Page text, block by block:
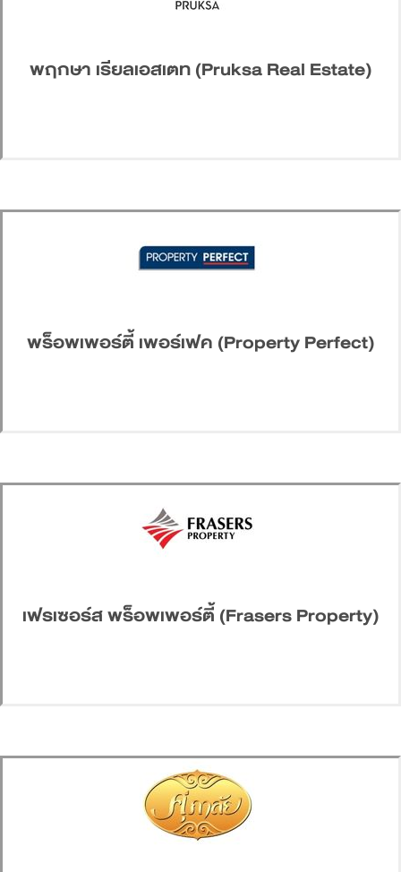
พฤกษา เรียลเอสเตท (Pruksa Real Estate)
พร็อพเพอร์ตี้ เพอร์เฟค (Property Perfect)
เฟรเซอร์ส พร็อพเพอร์ตี้ (Frasers Property)